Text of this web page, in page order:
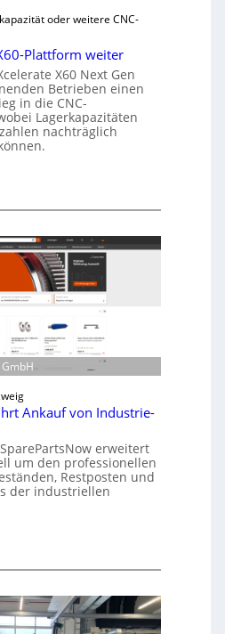
oder weitere CNC-
Plattform weiter
X60 Next Gen
Betrieben einen
in die CNC-
Lagerkapazitäten
nachträglich
Ankauf von Industrie-
erweitert
um den professionellen
Restposten und
der industriellen